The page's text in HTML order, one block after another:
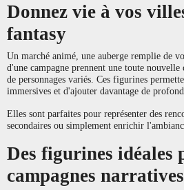
Donnez vie à vos
fantasy
Un marché animé, une auberge remplie de
d'une campagne prennent une toute nouvelle
de personnages variés. Ces figurines
immersives et d'ajouter davantage de
Elles sont parfaites pour représenter des
secondaires ou simplement enrichir
Des figurines idéales
campagnes narratives